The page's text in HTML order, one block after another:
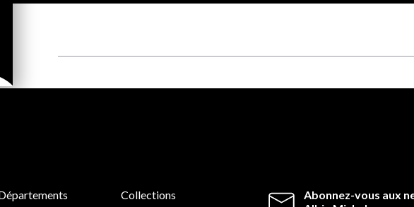
Abonnez-vous aux
Collections